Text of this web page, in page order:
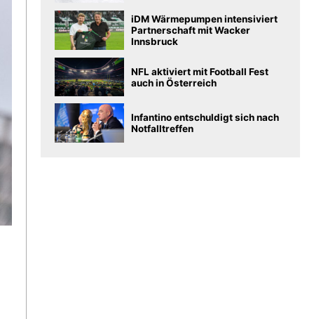
iDM Wärmepumpen intensiviert
Partnerschaft mit Wacker
Innsbruck
NFL aktiviert mit Football Fest
auch in Österreich
Infantino entschuldigt sich nach
Notfalltreffen